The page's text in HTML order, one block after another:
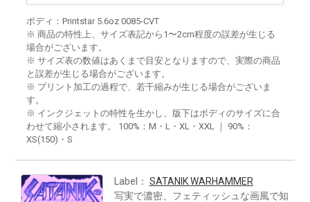
ボディ：Printstar 5.6oz 0085-CVT
※ 商品の特性上、サイズ表記から1〜2cm程度の誤差が生じる
場合がございます。
※ サイズ表の数値はあくまで目安となりますので、実際の商品
と誤差が生じる場合がございます。
※ プリント加工の過程で、若干縮みが生じる場合がございま
す。
※ インクジェットの特性を生かし、版下はボディのサイズに合
わせて縮小されます。 100%：M・L・XL・XXL ｜ 90%：
XS(150)・S
Label： SATANIK WARHAMMER
写実で濃密、フェティッシュな画風で知